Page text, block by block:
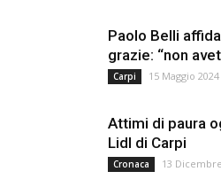
Paolo Belli
grazie: “non
Carpi 15 Maggio 2024
Attimi di paura
Lidl di Carpi
Cronaca 13